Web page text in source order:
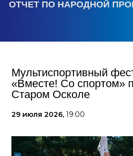
ОТЧЕТ ПО НАРОДНОЙ
Мультиспортивный
«Вместе! Со спортом»
Старом Осколе
29 июля 2026, 19:00